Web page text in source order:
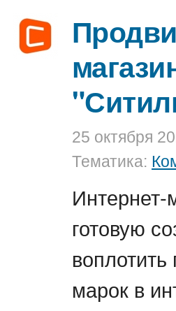
25 октября
Тематика:
Интернет-
готовую
марок в